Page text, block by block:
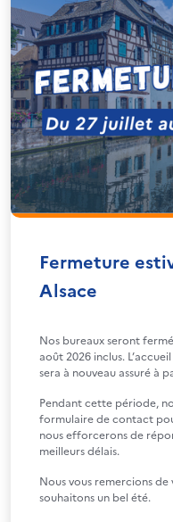
Fermeture
Alsace
Nos bureaux seront
août 2026 inclus.
sera à nouveau assuré à
Pendant cette période,
formulaire de contact
nous efforcerons de
meilleurs délais.
Nous vous remercions
souhaitons un bel été.